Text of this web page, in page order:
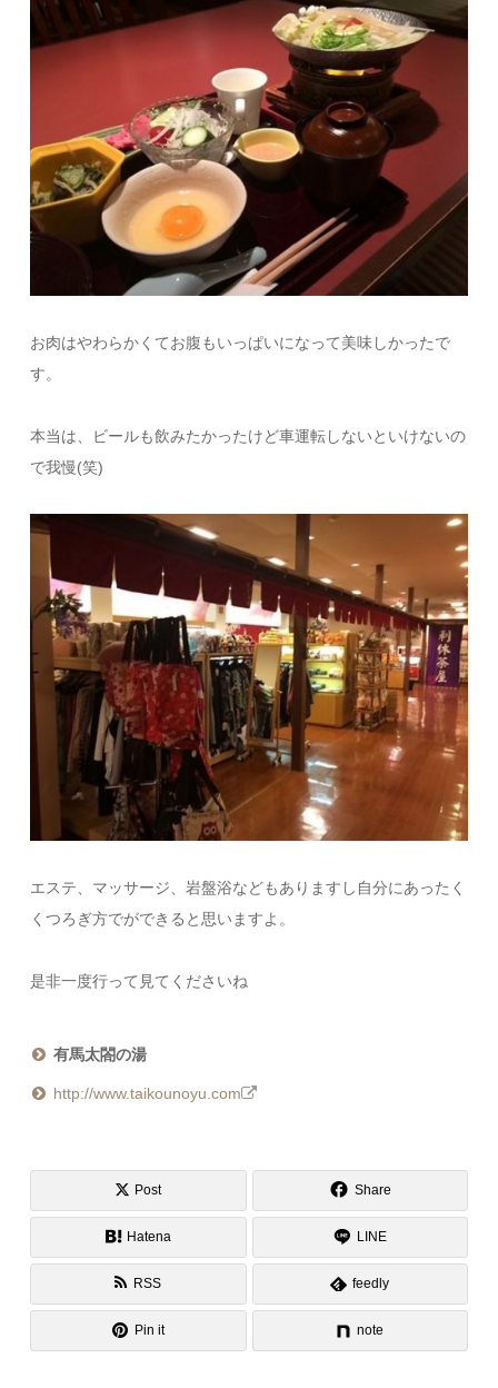
お肉はやわらかくてお腹もいっぱいになって美味しかったで
す。
本当は、ビールも飲みたかったけど車運転しないといけないの
で我慢(笑)
エステ、マッサージ、岩盤浴などもありますし自分にあったく
くつろぎ方でができると思いますよ。
是非一度行って見てくださいね
有馬太閤の湯
http://www.taikounoyu.com
Post Share
Hatena LINE
RSS feedly
Pin it note